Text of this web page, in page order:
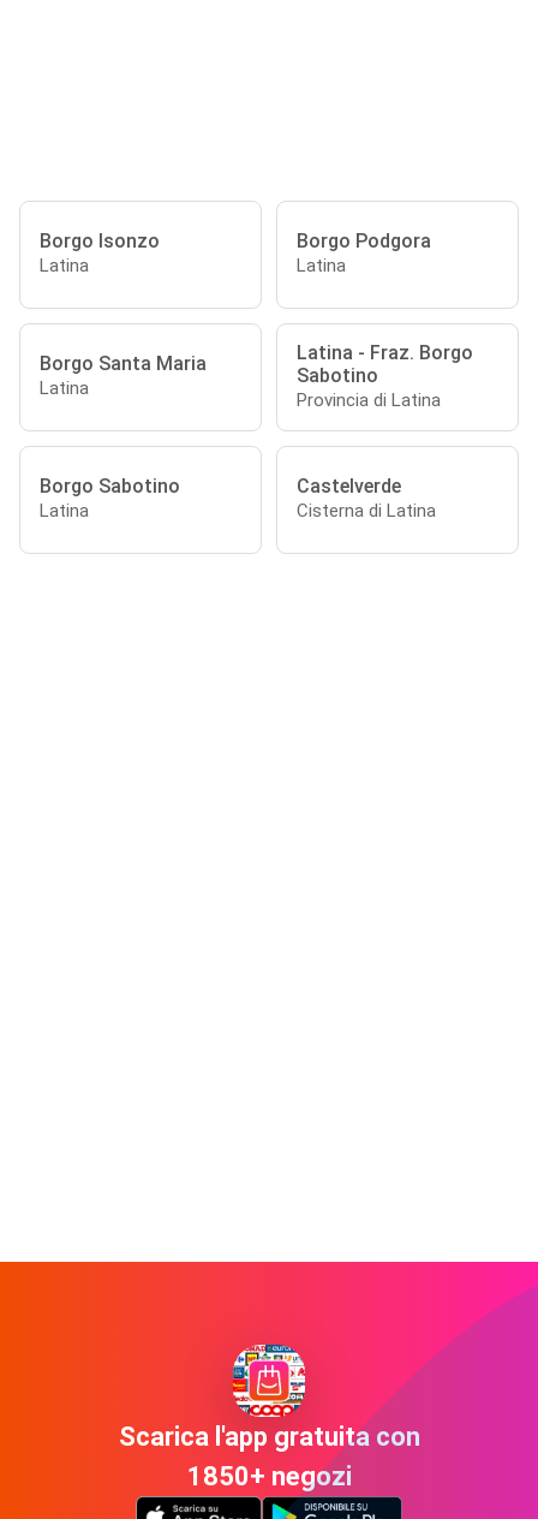
Borgo Isonzo
Latina
Borgo Podgora
Latina
Borgo Santa Maria
Latina
Latina - Fraz. Borgo
Sabotino
Provincia di Latina
Borgo Sabotino
Latina
Castelverde
Cisterna di Latina
Scarica l'app gratuita con
1850+ negozi